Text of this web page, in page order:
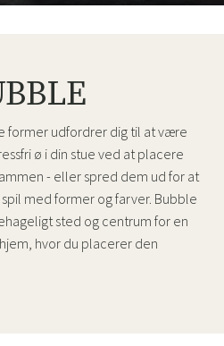
former udfordrer dig til at være
ø i din stue ved at placere
- eller spred dem ud for at
med former og farver. Bubble
sted og centrum for en
hvor du placerer den